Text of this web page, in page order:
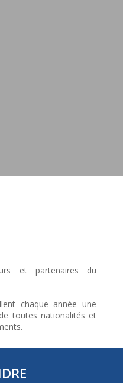
et partenaires du
chaque année une
toutes nationalités et